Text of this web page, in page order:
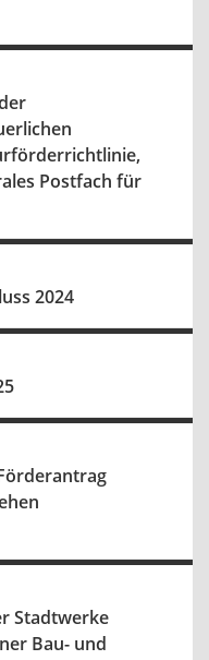
Postfach für
2024
Stadtwerke
Bau- und